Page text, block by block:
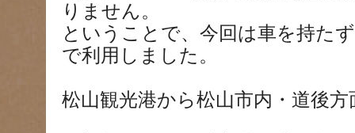
りません。
ということで、今回は車を持た
で利用しました。
松山観光港から松山市内・道後